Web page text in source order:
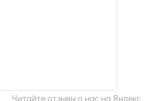
Читайте отзывы о нас на Яндекс